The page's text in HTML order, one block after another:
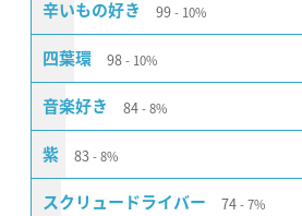
辛いもの好き 99 10%
四葉環 98 10%
音楽好き 84 8%
紫 83 8%
スクリュードライバー 74 7%